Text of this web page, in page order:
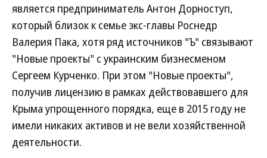
является предприниматель Антон Дорноступ,
который близок к семье экс-главы Роснедр
Валерия Пака, хотя ряд источников "Ъ" связывают
"Новые проекты" с украинским бизнесменом
Сергеем Курченко. При этом "Новые проекты",
получив лицензию в рамках действовавшего для
Крыма упрощенного порядка, еще в 2015 году не
имели никаких активов и не вели хозяйственной
деятельности.